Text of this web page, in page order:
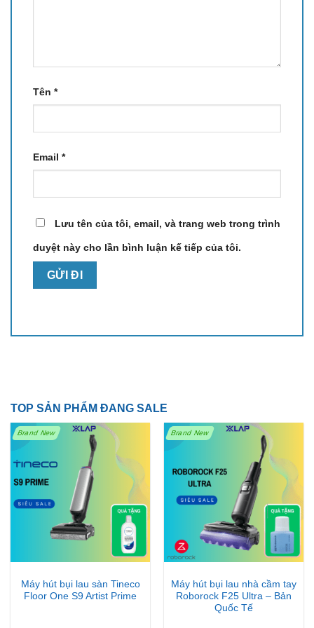
Khóa góc ngả cố định, dễ dàng tùy chỉnh theo nhu
cầu.
Độ căng lò xo điều chỉnh theo trọng lượng cơ thể,
giúp ngả lưng nhẹ nhàng, không bị giật.
Tên *
Email *
Lưu tên của tôi, email, và trang web trong trình
duyệt này cho lần bình luận kế tiếp của tôi.
TOP SẢN PHẨM ĐANG SALE
Brand New
Máy hút bụi lau sàn Tineco
Floor One S9 Artist Prime
Brand New
Máy hút bụi lau nhà cầm tay
Roborock F25 Ultra – Bản
Quốc Tế